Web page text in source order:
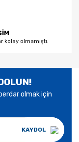
kolay olmamıştı.
olmak için
KAYDOL